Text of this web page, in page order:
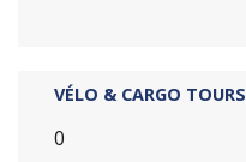
VÉLO & CARGO TOURS
0